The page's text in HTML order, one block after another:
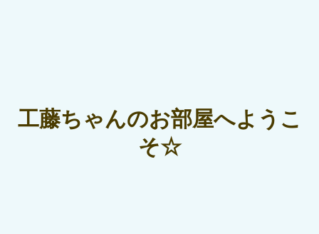
工藤ちゃんのお部屋へようこ
そ☆